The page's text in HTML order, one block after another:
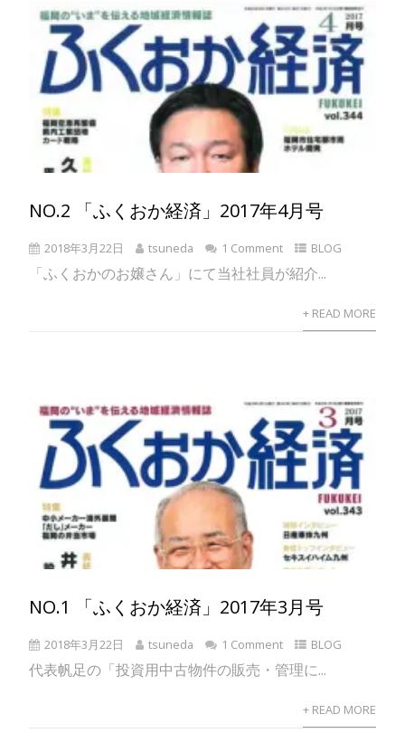
NO.2 「ふくおか経済」2017年4月号
2018年3月22日 tsuneda 1 Comment BLOG
「ふくおかのお嬢さん」にて当社社員が紹介...
+ READ MORE
NO.1 「ふくおか経済」2017年3月号
2018年3月22日 tsuneda 1 Comment BLOG
代表帆足の「投資用中古物件の販売・管理に...
+ READ MORE